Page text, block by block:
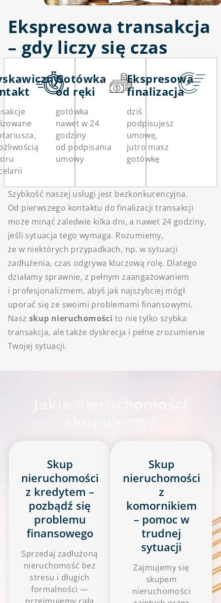
Ekspresowa transakcja
– gdy liczy się czas
Gotówka
od ręki
gotówka
nawet w 24
godziny
od podpisania
umowy
Ekspresowa
finalizacja
dziś
podpisujesz
umowę,
jutro masz
gotówkę
Szybkość naszej usługi jest bezkonkurencyjna.
Od pierwszego kontaktu do finalizacji transakcji
może minąć zaledwie kilka dni, a nawet 24 godziny,
jeśli sytuacja tego wymaga. Rozumiemy,
że w niektórych przypadkach, np. w sytuacji
zadłużenia, czas odgrywa kluczową rolę. Dlatego
działamy sprawnie, z pełnym zaangażowaniem
i profesjonalizmem, abyś jak najszybciej mógł
uporać się ze swoimi problemami finansowymi.
Nasz skup nieruchomości to nie tylko szybka
transakcja, ale także dyskrecja i pełne zrozumienie
Twojej sytuacji.
Skup
nieruchomości
z kredytem –
pozbądź się
problemu
finansowego
Sprzedaj zadłużoną
nieruchomość bez
stresu i długich
formalności —
Skup
nieruchomości
z
komornikiem
– pomoc w
trudnej
sytuacji
Zajmujemy się
skupem
nieruchomości